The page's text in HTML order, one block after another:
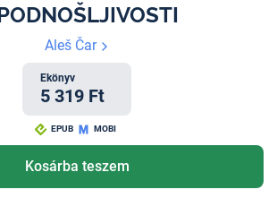
Aleš Čar
Ekönyv
5 319 Ft
EPUB MOBI
Kosárba teszem